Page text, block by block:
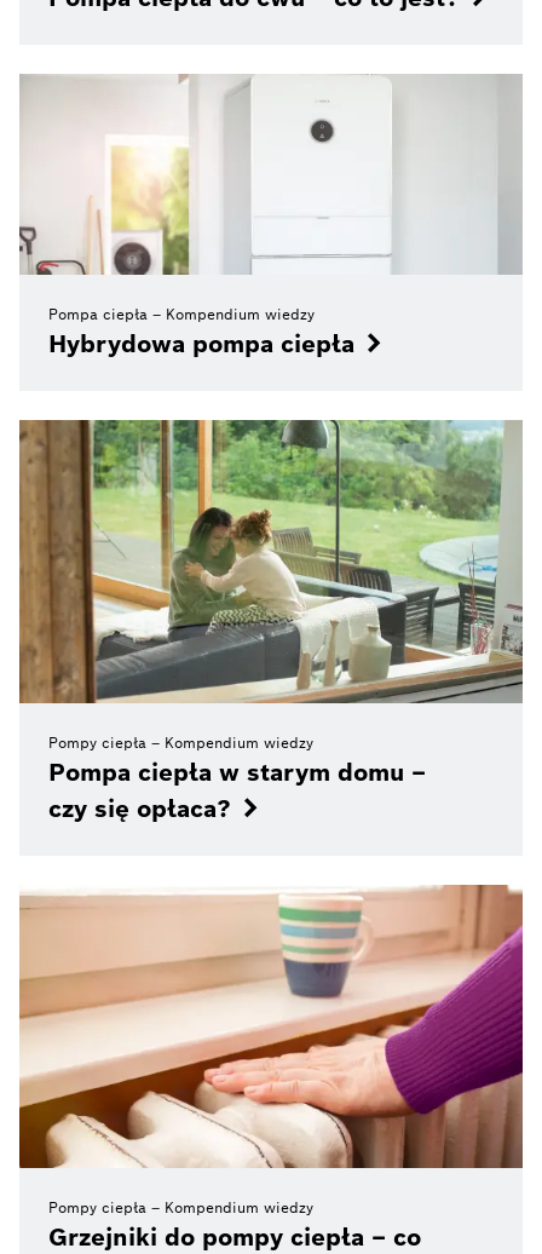
Pompa ciepła – Kompendium wiedzy
Hybrydowa pompa ciepła
Pompy ciepła – Kompendium wiedzy
Pompa ciepła w starym domu –
czy się opłaca?
Pompy ciepła – Kompendium wiedzy
Grzejniki do pompy ciepła – co